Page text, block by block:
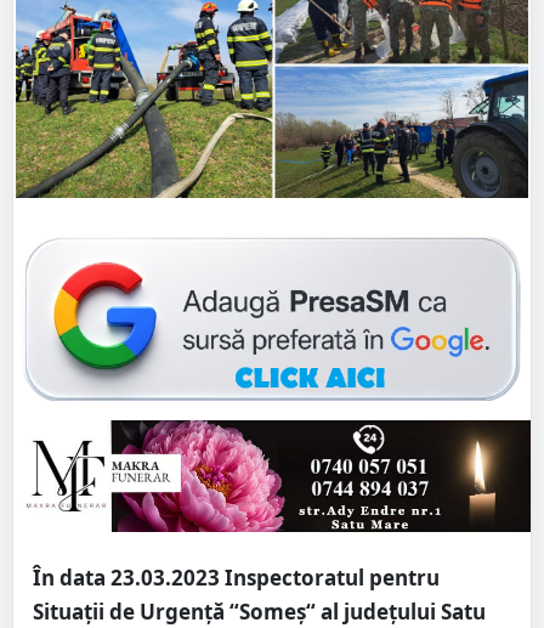
În data 23.03.2023 Inspectoratul pentru
Situații de Urgență “Someș“ al județului Satu